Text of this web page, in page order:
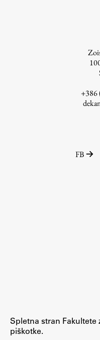
+386
FB
Spletna stran
piškotke.